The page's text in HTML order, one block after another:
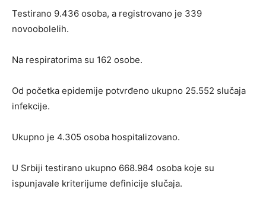
Testirano 9.436 osoba, a registrovano je 339
novoobolelih.
Na respiratorima su 162 osobe.
Od početka epidemije potvrđeno ukupno 25.552 slučaja
infekcije.
Ukupno je 4.305 osoba hospitalizovano.
U Srbiji testirano ukupno 668.984 osoba koje su
ispunjavale kriterijume definicije slučaja.